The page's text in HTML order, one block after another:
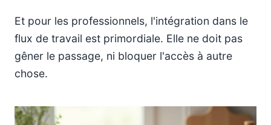
Et pour les professionnels, l'intégration dans le
flux de travail est primordiale. Elle ne doit pas
gêner le passage, ni bloquer l'accès à autre
chose.